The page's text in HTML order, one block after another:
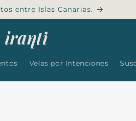
entre Islas Canarias.
Velas por Intenciones